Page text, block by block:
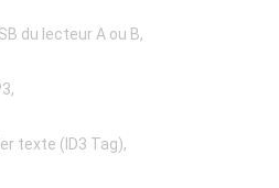
du lecteur A ou B,
texte (ID3 Tag),